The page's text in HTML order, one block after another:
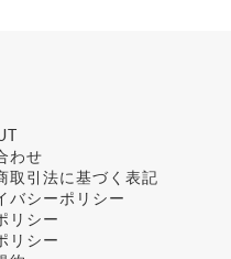
わせ
取引法に基づく表記
バシーポリシー
リシー
リシー